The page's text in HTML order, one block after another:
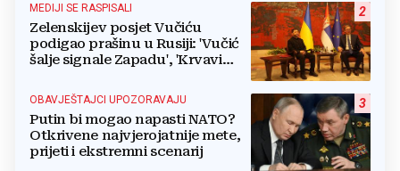
2
MEDIJI SE RASPISALI
Zelenskijev posjet Vučiću
podigao prašinu u Rusiji: 'Vučić
šalje signale Zapadu', 'Krvavi
3
OBAVJEŠTAJCI UPOZORAVAJU
Putin bi mogao napasti NATO?
Otkrivene najvjerojatnije mete,
prijeti i ekstremni scenarij